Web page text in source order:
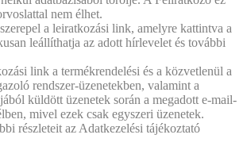
nem élhet.
a leiratkozási link, amelyre kattintva a
leállíthatja az adott hírlevelet és további
link a termékrendelési és a közvetlenül a
rendszer-üzenetekben, valamint a
küldött üzenetek során a megadott e-mail-
mivel ezek csak egyszeri üzenetek.
részleteit az Adatkezelési tájékoztató